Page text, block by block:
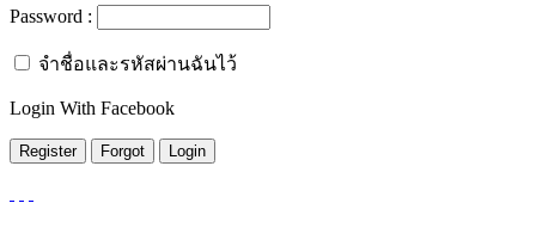
Password :
จำชื่อและรหัสผ่านฉันไว้
Login With Facebook